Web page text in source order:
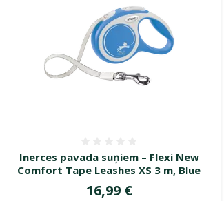
Inerces pavada suņiem – Flexi New
Comfort Tape Leashes XS 3 m, Blue
Cena
16,99 €